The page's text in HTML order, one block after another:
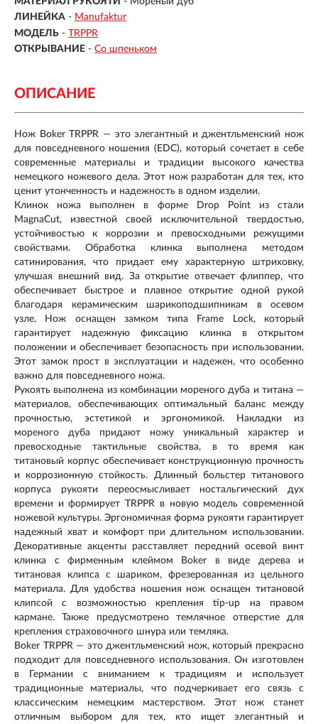
ЛИНЕЙКА - Manufaktur
МОДЕЛЬ - TRPPR
ОТКРЫВАНИЕ - Со шпеньком
ОПИСАНИЕ
Нож Boker TRPPR — это элегантный и джентльменский нож
для повседневного ношения (EDC), который сочетает в себе
современные материалы и традиции высокого качества
немецкого ножевого дела. Этот нож разработан для тех, кто
ценит утонченность и надежность в одном изделии.
Клинок ножа выполнен в форме Drop Point из стали
MagnaCut, известной своей исключительной твердостью,
устойчивостью к коррозии и превосходными режущими
свойствами. Обработка клинка выполнена методом
сатинирования, что придает ему характерную штриховку,
улучшая внешний вид. За открытие отвечает флиппер, что
обеспечивает быстрое и плавное открытие одной рукой
благодаря керамическим шарикоподшипникам в осевом
узле. Нож оснащен замком типа Frame Lock, который
гарантирует надежную фиксацию клинка в открытом
положении и обеспечивает безопасность при использовании.
Этот замок прост в эксплуатации и надежен, что особенно
важно для повседневного ножа.
Рукоять выполнена из комбинации мореного дуба и титана —
материалов, обеспечивающих оптимальный баланс между
прочностью, эстетикой и эргономикой. Накладки из
мореного дуба придают ножу уникальный характер и
превосходные тактильные свойства, в то время как
титановый корпус обеспечивает конструкционную прочность
и коррозионную стойкость. Длинный больстер титанового
корпуса рукояти переосмысливает ностальгический дух
времени и формирует TRPPR в новую модель современной
ножевой культуры. Эргономичная форма рукояти гарантирует
надежный хват и комфорт при длительном использовании.
Декоративные акценты расставляет передний осевой винт
клинка с фирменным клеймом Boker в виде дерева и
титановая клипса с шариком, фрезерованная из цельного
материала. Для удобства ношения нож оснащен титановой
клипсой с возможностью крепления tip-up на правом
кармане. Также предусмотрено темлячное отверстие для
крепления страховочного шнура или темляка.
Boker TRPPR — это джентльменский нож, который прекрасно
подходит для повседневного использования. Он изготовлен
в Германии с вниманием к традициям и использует
традиционные материалы, что подчеркивает его связь с
классическим немецким мастерством. Этот нож станет
отличным выбором для тех, кто ищет элегантный и